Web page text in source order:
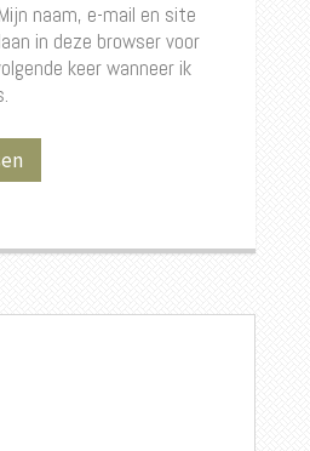
Mijn naam, e-mail en site
in deze browser voor
keer wanneer ik